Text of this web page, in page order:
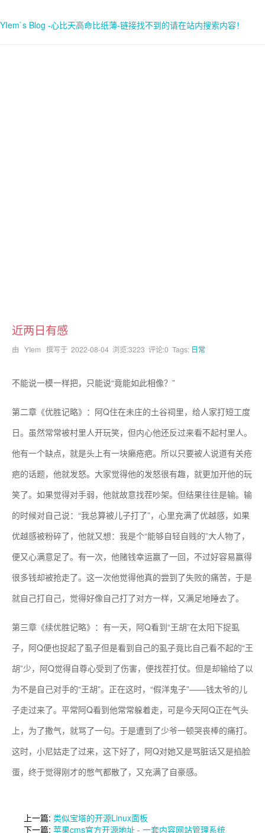
YIem`s Blog -心比天高命比纸薄-链接找不到的请在站内搜索内容！
近两日有感
由 YIem 撰写于 2022-08-04 浏览:3223 评论:0 Tags: 日常
不能说一模一样把，只能说“竟能如此相像？”
第二章《优胜记略》：阿Q住在未庄的土谷祠里，给人家打短工度
日。虽然常常被村里人开玩笑，但内心他还反过来看不起村里人。
他有一个缺点，就是头上有一块癞疮疤。所以只要被人说道有关疮
疤的话题，他就发怒。大家觉得他的发怒很有趣，就更加开他的玩
笑了。如果觉得对手弱，他就故意找茬吵架。但结果往往是输。输
的时候对自己说：“我总算被儿子打了”，心里充满了优越感，如果
优越感被粉碎了，他就又想：我是个“能够自轻自贱的”大人物了，
便又心满意足了。有一次，他赌钱幸运赢了一回，不过好容易赢得
很多钱却被抢走了。这一次他觉得他真的尝到了失败的痛苦，于是
就自己打自己，觉得好像自己打了对方一样，又满足地睡去了。
第三章《续优胜记略》：有一天，阿Q看到“王胡”在太阳下捉虱
子，阿Q便也捉起了虱子但是看到自己的虱子竟比自己看不起的“王
胡”少，阿Q觉得自尊心受到了伤害，便找茬打仗。但是却输给了以
为不是自己对手的“王胡”。正在这时，“假洋鬼子”——钱太爷的儿
子走过来了。平常阿Q看到他常常躲着走，可是今天阿Q正在气头
上，为了撒气，就骂了一句。于是遭到了少爷一顿哭丧棒的痛打。
这时，小尼姑走了过来，这下好了，阿Q对她又是骂脏话又是掐脸
蛋，终于觉得刚才的憋气都散了，又充满了自豪感。
上一篇: 类似宝塔的开源Linux面板
下一篇: 苹果cms官方开源地址 - 一套内容网站管理系统